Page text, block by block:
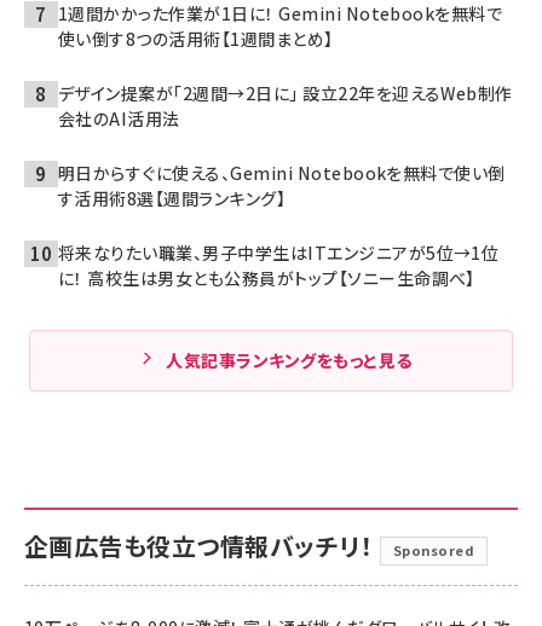
1週間かかった作業が1日に！ Gemini Notebookを無料で
使い倒す8つの活用術【1週間まとめ】
デザイン提案が「2週間→2日に」 設立22年を迎えるWeb制作
会社のAI活用法
明日からすぐに使える、Gemini Notebookを無料で使い倒
す活用術8選【週間ランキング】
将来なりたい職業、男子中学生はITエンジニアが5位→1位
に！ 高校生は男女とも公務員がトップ【ソニー生命調べ】
人気記事ランキングをもっと見る
企画広告も役立つ情報バッチリ！ Sponsored